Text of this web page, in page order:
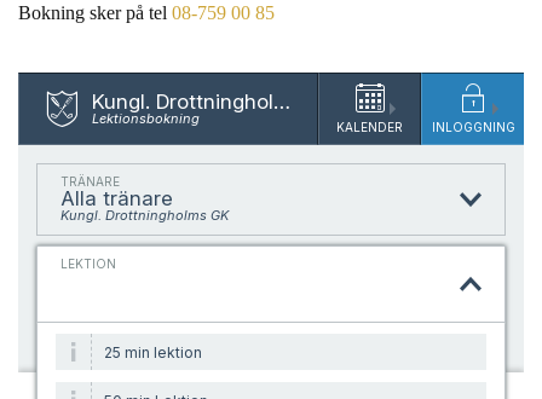
Bokning sker på tel 08-759 00 85